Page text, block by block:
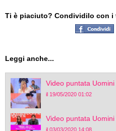
Ti è piaciuto? Condividilo con i
Leggi anche...
Video puntata Uomini
il 19/05/2020 01:02
Video puntata Uomini
il 03/03/2020 14:08